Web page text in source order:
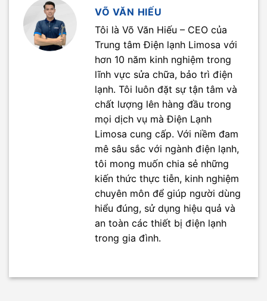
VÕ VĂN HIẾU
Tôi là Võ Văn Hiếu – CEO của
Trung tâm Điện lạnh Limosa với
hơn 10 năm kinh nghiệm trong
lĩnh vực sửa chữa, bảo trì điện
lạnh. Tôi luôn đặt sự tận tâm và
chất lượng lên hàng đầu trong
mọi dịch vụ mà Điện Lạnh
Limosa cung cấp. Với niềm đam
mê sâu sắc với ngành điện lạnh,
tôi mong muốn chia sẻ những
kiến thức thực tiễn, kinh nghiệm
chuyên môn để giúp người dùng
hiểu đúng, sử dụng hiệu quả và
an toàn các thiết bị điện lạnh
trong gia đình.